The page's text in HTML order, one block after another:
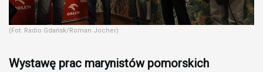
(Fot. Radio Gdańsk/Roman Jocher)
Wystawę prac marynistów pomorskich